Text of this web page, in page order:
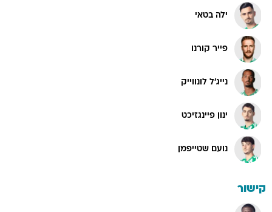
ילה בטאי
פייר קורנו
נייג'ל לונווייק
ינון פיינגזיכט
נועם שטייפמן
קישור